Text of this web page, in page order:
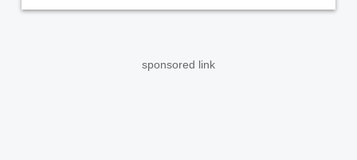
sponsored link